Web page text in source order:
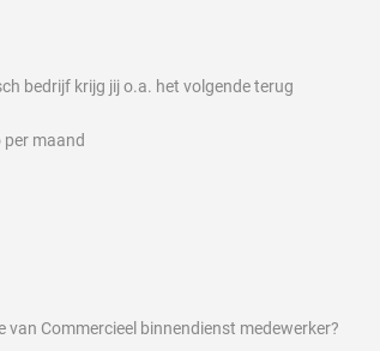
bedrijf krijg jij o.a. het volgende terug
maand
Commercieel binnendienst medewerker?